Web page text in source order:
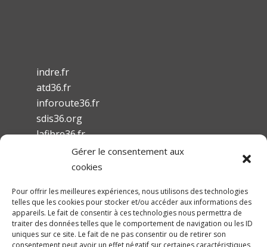
indre.fr
atd36.fr
inforoute36.fr
sdis36.org
lafibre36.fr
Mentions légales
Conditions Générales d’Utilisation
Accessibilité
Gérer le consentement aux
cookies
Pour offrir les meilleures expériences, nous utilisons des technologies
telles que les cookies pour stocker et/ou accéder aux informations des
appareils. Le fait de consentir à ces technologies nous permettra de
traiter des données telles que le comportement de navigation ou les ID
uniques sur ce site. Le fait de ne pas consentir ou de retirer son
consentement peut avoir un effet négatif sur certaines caractéristiques